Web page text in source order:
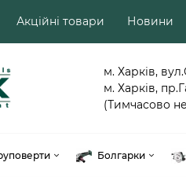
Акційні товари Новини
м. Харків,
м. Харків,
(Тимчасово
Болгарки